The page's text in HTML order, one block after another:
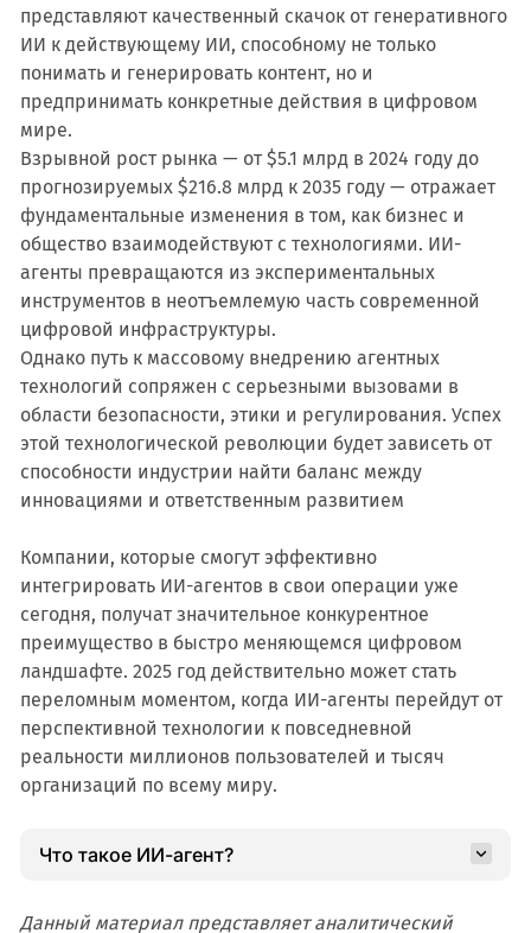
представляют качественный скачок от генеративного
ИИ к действующему ИИ, способному не только
понимать и генерировать контент, но и
предпринимать конкретные действия в цифровом
мире.
Взрывной рост рынка — от $5.1 млрд в 2024 году до
прогнозируемых $216.8 млрд к 2035 году — отражает
фундаментальные изменения в том, как бизнес и
общество взаимодействуют с технологиями. ИИ-
агенты превращаются из экспериментальных
инструментов в неотъемлемую часть современной
цифровой инфраструктуры.
Однако путь к массовому внедрению агентных
технологий сопряжен с серьезными вызовами в
области безопасности, этики и регулирования. Успех
этой технологической революции будет зависеть от
способности индустрии найти баланс между
инновациями и ответственным развитием
Компании, которые смогут эффективно
интегрировать ИИ-агентов в свои операции уже
сегодня, получат значительное конкурентное
преимущество в быстро меняющемся цифровом
ландшафте. 2025 год действительно может стать
переломным моментом, когда ИИ-агенты перейдут от
перспективной технологии к повседневной
реальности миллионов пользователей и тысяч
организаций по всему миру.
Что такое ИИ-агент?
Данный материал представляет аналитический